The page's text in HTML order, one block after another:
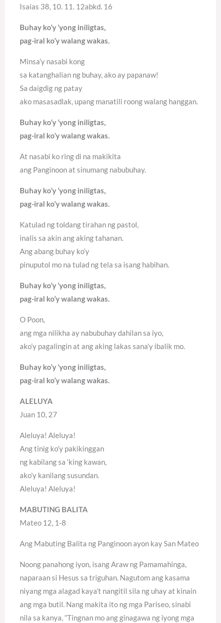
Isaias 38, 10. 11. 12abkd. 16
Buhay ko’y ‘yong iniligtas,
pag-iral ko’y walang wakas.
Minsa’y nasabi kong
sa katanghalian ng buhay, ako ay papanaw!
Sa daigdig ng patay
ako masasadlak, upang manatili roong walang hanggan.
Buhay ko’y ‘yong iniligtas,
pag-iral ko’y walang wakas.
At nasabi ko ring di na makikita
ang Panginoon at sinumang nabubuhay.
Buhay ko’y ‘yong iniligtas,
pag-iral ko’y walang wakas.
Katulad ng toldang tirahan ng pastol,
inalis sa akin ang aking tahanan.
Ang abang buhay ko’y
pinuputol mo na tulad ng tela sa isang habihan.
Buhay ko’y ‘yong iniligtas,
pag-iral ko’y walang wakas.
O Poon,
ang mga nilikha ay nabubuhay dahilan sa iyo,
ako’y pagalingin at ang aking lakas sana’y ibalik mo.
Buhay ko’y ‘yong iniligtas,
pag-iral ko’y walang wakas.
ALELUYA
Juan 10, 27
Aleluya! Aleluya!
Ang tinig ko’y pakikinggan
ng kabilang sa ‘king kawan,
ako’y kanilang susundan.
Aleluya! Aleluya!
MABUTING BALITA
Mateo 12, 1-8
Ang Mabuting Balita ng Panginoon ayon kay San Mateo
Noong panahong iyon, isang Araw ng Pamamahinga,
naparaan si Hesus sa triguhan. Nagutom ang kasama
niyang mga alagad kaya’t nangitil sila ng uhay at kinain
ang mga butil. Nang makita ito ng mga Pariseo, sinabi
nila sa kanya, “Tingnan mo ang ginagawa ng iyong mga